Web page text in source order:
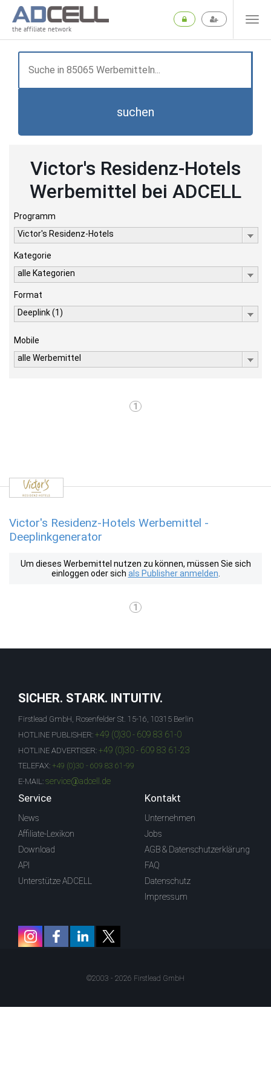
the affiliate network
suchen
Victor's Residenz-Hotels
Werbemittel bei ADCELL
Programm
Victor's Residenz-Hotels
Kategorie
alle Kategorien
Format
Deeplink (1)
Mobile
alle Werbemittel
1
Victor's Residenz-Hotels Werbemittel -
Deeplinkgenerator
Um dieses Werbemittel nutzen zu können, müssen Sie sich
einloggen oder sich als Publisher anmelden
1
SICHER. STARK. INTUITIV.
Firstlead GmbH, Rosenfelder St. 15-16, 10315 Berlin
HOTLINE PUBLISHER: +49 (0)30 - 609 83 61-0
HOTLINE ADVERTISER: +49 (0)30 - 609 83 61-23
TELEFAX: +49 (0)30 - 609 83 61-99
E-MAIL: service@adcell.de
Service
News
Affiliate-Lexikon
Download
API
Unterstütze ADCELL
Kontakt
Unternehmen
Jobs
AGB & Datenschutzerklärung
FAQ
Datenschutz
Impressum
©2003 - 2026 Firstlead GmbH